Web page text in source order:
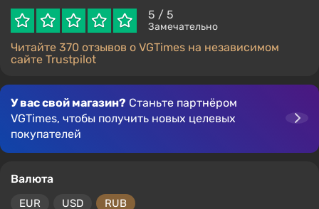
5 / 5
Замечательно
Читайте 370 отзывов о VGTimes на независимом
сайте Trustpilot
У вас свой магазин? Станьте партнёром
VGTimes, чтобы получить новых целевых
покупателей
Валюта
EUR USD RUB